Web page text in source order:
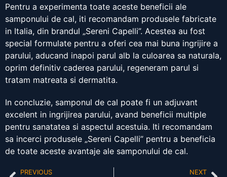
Pentru a experimenta toate aceste beneficii ale
samponului de cal, iti recomandam produsele fabricate
in Italia, din brandul „Sereni Capelli”. Acestea au fost
special formulate pentru a oferi cea mai buna ingrijire a
parului, aducand inapoi parul alb la culoarea sa naturala,
oprim definitiv caderea parului, regeneram parul si
tratam matreata si dermatita.
In concluzie, samponul de cal poate fi un adjuvant
excelent in ingrijirea parului, avand beneficii multiple
pentru sanatatea si aspectul acestuia. Iti recomandam
sa incerci produsele „Sereni Capelli” pentru a beneficia
de toate aceste avantaje ale samponului de cal.
PREVIOUS NEXT